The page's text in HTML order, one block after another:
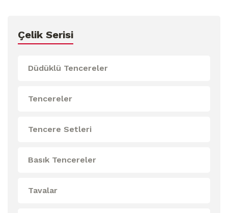
Çelik Serisi
Düdüklü Tencereler
Tencereler
Tencere Setleri
Basık Tencereler
Tavalar